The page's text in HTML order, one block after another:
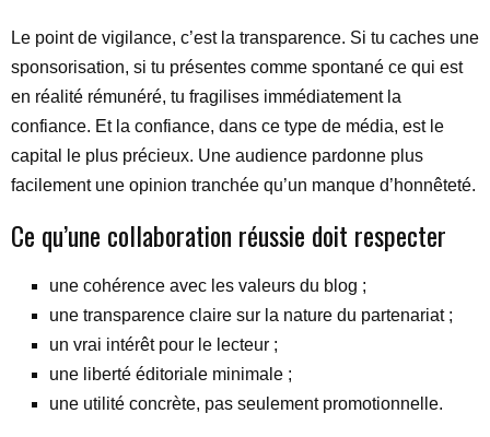
Le point de vigilance, c’est la transparence. Si tu caches une
sponsorisation, si tu présentes comme spontané ce qui est
en réalité rémunéré, tu fragilises immédiatement la
confiance. Et la confiance, dans ce type de média, est le
capital le plus précieux. Une audience pardonne plus
facilement une opinion tranchée qu’un manque d’honnêteté.
Ce qu’une collaboration réussie doit respecter
une cohérence avec les valeurs du blog ;
une transparence claire sur la nature du partenariat ;
un vrai intérêt pour le lecteur ;
une liberté éditoriale minimale ;
une utilité concrète, pas seulement promotionnelle.